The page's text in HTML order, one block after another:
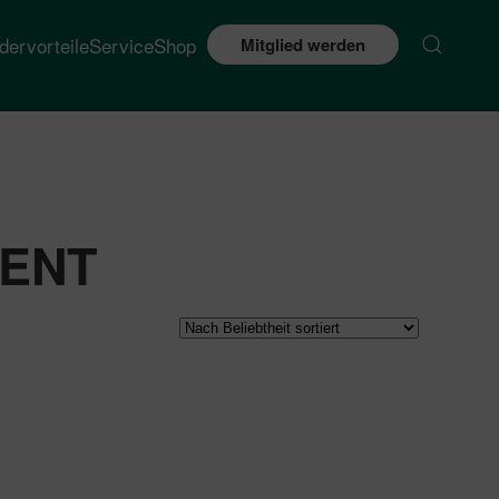
ServiceShop Mitglied werden